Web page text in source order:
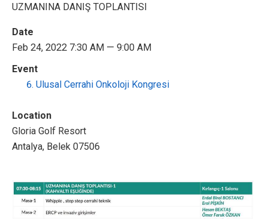
UZMANINA DANIŞ TOPLANTISI
Date
Feb 24, 2022 7:30 AM — 9:00 AM
Event
Ulusal Cerrahi Onkoloji Kongresi
Location
Gloria Golf Resort
Antalya, Belek 07506